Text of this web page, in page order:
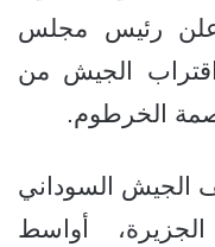
رئيس مجلس
اقتراب الجيش من
الخرطوم.
الجيش السوداني
الجزيرة، أواسط